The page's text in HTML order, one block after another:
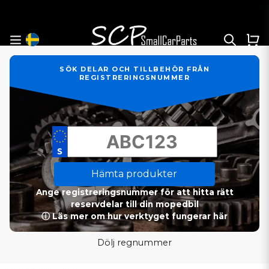
SÖK DELAR OCH TILLBEHÖR FRÅN
REGISTRERINGSNUMMER
Hämta produkter
Ange registreringsnummer för att hitta rätt
reservdelar till din mopedbil
ⓘ Läs mer om hur verktyget fungerar här
Dölj regnummer